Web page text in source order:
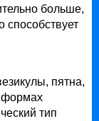
больше,
способствует
пятна,
формах
тип